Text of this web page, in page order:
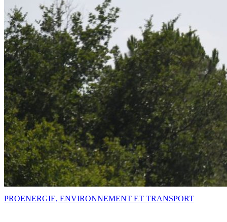
PROENERGIE, ENVIRONNEMENT ET TRANSPORT